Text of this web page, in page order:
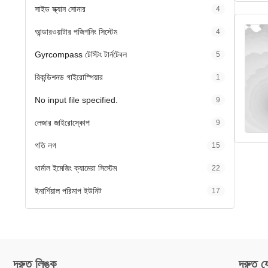
সাইড স্ক্যান সোনার 4
আন্ডারওয়াটার পজিশনিং সিস্টেম 4
Gyrcompass টেস্টিং টার্নটেবল 5
রিকন্ডিশনড গাইরোস্পিয়ার 1
No input file specified. 9
লেজার জাইরোস্কোপ 9
গতি লগ 15
থার্মাল ইমেজিং ক্যামেরা সিস্টেম 22
ইনার্শিয়াল পরিমাপ ইউনিট 17
দ্রুত লিঙ্ক দ্রুত